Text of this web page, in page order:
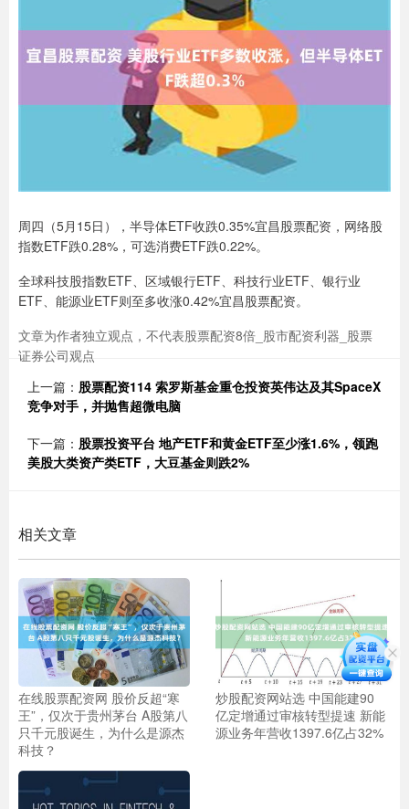
周四（5月15日），半导体ETF收跌0.35%宜昌股票配资，网络股
指数ETF跌0.28%，可选消费ETF跌0.22%。
全球科技股指数ETF、区域银行ETF、科技行业ETF、银行业
ETF、能源业ETF则至多收涨0.42%宜昌股票配资。
文章为作者独立观点，不代表股票配资8倍_股市配资利器_股票
证券公司观点
上一篇： 股票配资114 索罗斯基金重仓投资英伟达及其SpaceX
竞争对手，并抛售超微电脑
下一篇： 股票投资平台 地产ETF和黄金ETF至少涨1.6%，领跑
美股大类资产类ETF，大豆基金则跌2%
相关文章
在线股票配资网 股价反超“寒
王”，仅次于贵州茅台 A股第八
只千元股诞生，为什么是源杰
科技？
炒股配资网站选 中国能建90
亿定增通过审核转型提速 新能
源业务年营收1397.6亿占32%